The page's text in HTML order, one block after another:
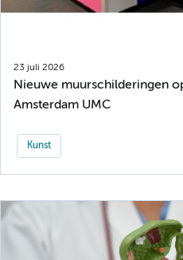
23 juli 2026
Nieuwe muurschilderingen
Amsterdam UMC
Kunst